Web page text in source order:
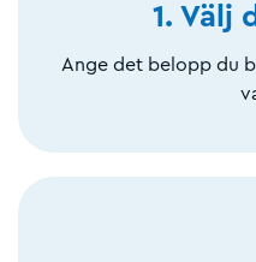
1. Välj
Ange det belopp du